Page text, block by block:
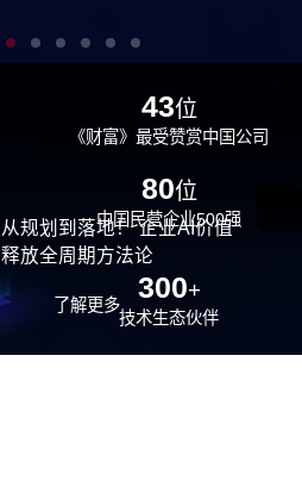
43位
《财富》最受赞赏中国公司
80位
中国民营企业500强
300+
技术生态伙伴
从规划到落地！ 企业AI价值
释放全周期方法论
了解更多